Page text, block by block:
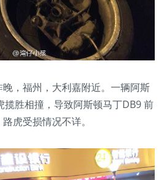
晚，福州，大利嘉附近。一辆阿斯
揽胜相撞，导致阿斯顿马丁DB9 前
虎受损情况不详。